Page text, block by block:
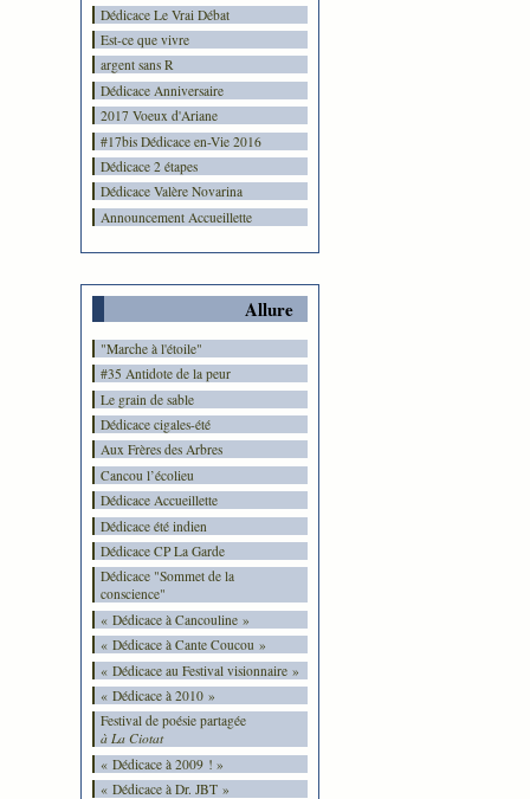
Dédicace Le Vrai Débat
Est-ce que vivre
argent sans R
Dédicace Anniversaire
2017 Voeux d'Ariane
#17bis Dédicace en-Vie 2016
Dédicace 2 étapes
Dédicace Valère Novarina
Announcement Accueillette
Allure
"Marche à l'étoile"
#35 Antidote de la peur
Le grain de sable
Dédicace cigales-été
Aux Frères des Arbres
Cancou l’écolieu
Dédicace Accueillette
Dédicace été indien
Dédicace CP La Garde
Dédicace "Sommet de la
conscience"
« Dédicace à Cancouline »
« Dédicace à Cante Coucou »
« Dédicace au Festival visionnaire »
« Dédicace à 2010 »
Festival de poésie partagée
à La Ciotat
« Dédicace à 2009 ! »
« Dédicace à Dr. JBT »